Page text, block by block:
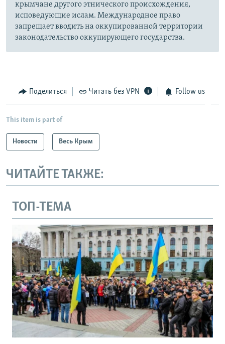
крымчане другого этнического происхождения,
исповедующие ислам. Международное право
запрещает вводить на оккупированной территории
законодательство оккупирующего государства.
Поделиться Читать без VPN Follow us
This item is part of
Новости Весь Крым
ЧИТАЙТЕ ТАКЖЕ:
ТОП-ТЕМА